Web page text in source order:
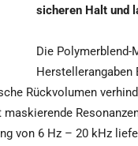
sicheren Halt und
Die
Herstellerangaben
Rückvolumen
von 6 Hz – 20 kHz